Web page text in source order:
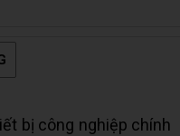
bị công nghiệp chính